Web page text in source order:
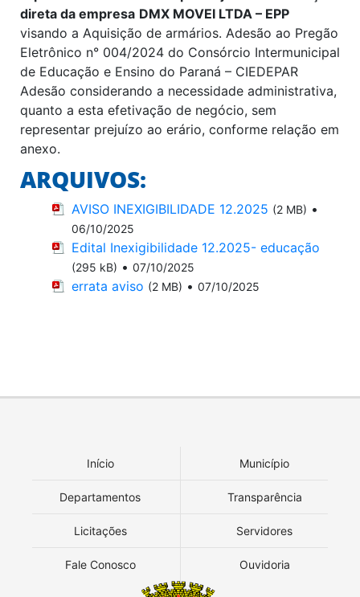
direta da empresa DMX MOVEI LTDA – EPP
visando a Aquisição de armários. Adesão ao Pregão
Eletrônico n° 004/2024 do Consórcio Intermunicipal
de Educação e Ensino do Paraná – CIEDEPAR
Adesão considerando a necessidade administrativa,
quanto a esta efetivação de negócio, sem
representar prejuízo ao erário, conforme relação em
anexo.
ARQUIVOS:
AVISO INEXIGIBILIDADE 12.2025 (2 MB) •
06/10/2025
Edital Inexigibilidade 12.2025- educação
(295 kB) • 07/10/2025
errata aviso (2 MB) • 07/10/2025
Início Município
Departamentos Transparência
Licitações Servidores
Fale Conosco Ouvidoria